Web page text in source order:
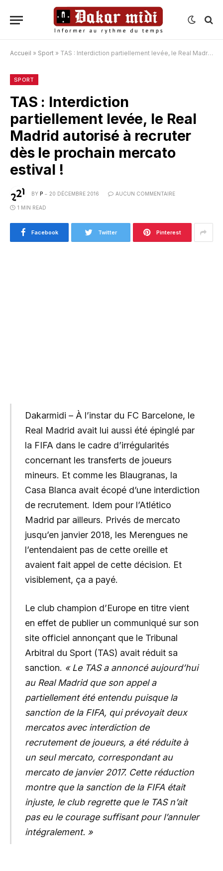
Accueil » Sport » TAS : Interdiction partiellement levée, le Real Madrid autorisé à recruter dès le prochain mercato estival !
SPORT
TAS : Interdiction
partiellement levée, le Real
Madrid autorisé à recruter
dès le prochain mercato
estival !
BY P 20 DÉCEMBRE 2016 AUCUN COMMENTAIRE
1 MIN READ
Facebook Twitter Pinterest
Dakarmidi – À l’instar du FC Barcelone, le
Real Madrid avait lui aussi été épinglé par
la FIFA dans le cadre d’irrégularités
concernant les transferts de joueurs
mineurs. Et comme les Blaugranas, la
Casa Blanca avait écopé d’une interdiction
de recrutement. Idem pour l’Atlético
Madrid par ailleurs. Privés de mercato
jusqu’en janvier 2018, les Merengues ne
l’entendaient pas de cette oreille et
avaient fait appel de cette décision. Et
visiblement, ça a payé.
Le club champion d’Europe en titre vient
en effet de publier un communiqué sur son
site officiel annonçant que le Tribunal
Arbitral du Sport (TAS) avait réduit sa
sanction. « Le TAS a annoncé aujourd’hui
au Real Madrid que son appel a
partiellement été entendu puisque la
sanction de la FIFA, qui prévoyait deux
mercatos avec interdiction de
recrutement de joueurs, a été réduite à
un seul mercato, correspondant au
mercato de janvier 2017. Cette réduction
montre que la sanction de la FIFA était
injuste, le club regrette que le TAS n’ait
pas eu le courage suffisant pour l’annuler
intégralement. »